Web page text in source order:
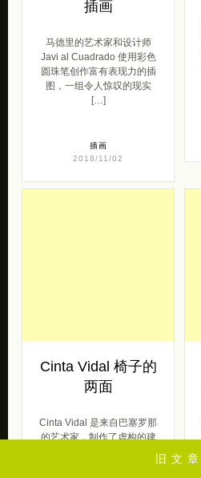
旧文章
插画
马德里的艺术家和设计师
Javi al Cuadrado 使用彩色
圆珠笔创作富有表现力的插
图，一组令人惊叹的现实
[…]
插画
2018/11/02
Cinta Vidal 椅子的
两面
Cinta Vidal 是来自巴塞罗那
的艺术家，制作了虚构的建